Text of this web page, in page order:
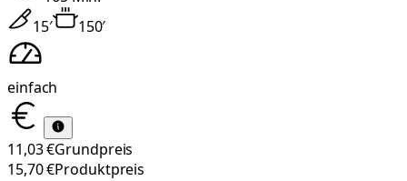
15′ 150′
einfach
11,03 €Grundpreis
15,70 €Produktpreis